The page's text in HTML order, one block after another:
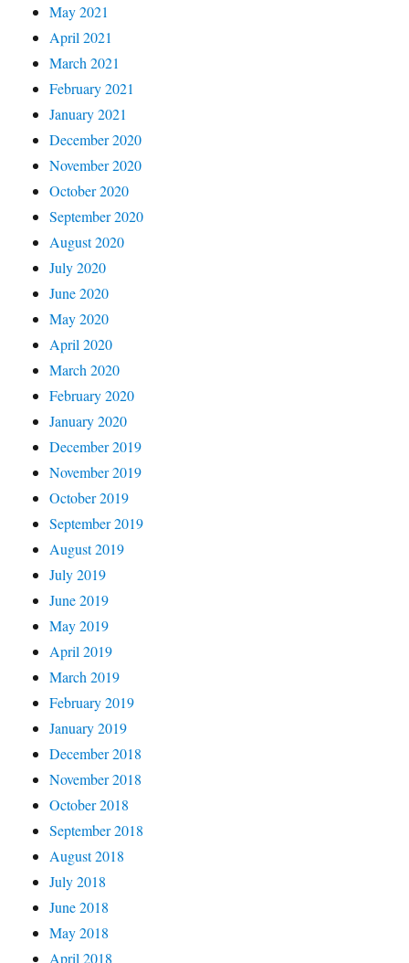
May 2021
April 2021
March 2021
February 2021
January 2021
December 2020
November 2020
October 2020
September 2020
August 2020
July 2020
June 2020
May 2020
April 2020
March 2020
February 2020
January 2020
December 2019
November 2019
October 2019
September 2019
August 2019
July 2019
June 2019
May 2019
April 2019
March 2019
February 2019
January 2019
December 2018
November 2018
October 2018
September 2018
August 2018
July 2018
June 2018
May 2018
April 2018